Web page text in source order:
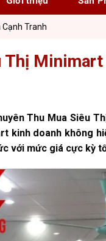
Tranh
Thị
Thu Mua Siêu
kinh doanh không
với mức giá cực kỳ